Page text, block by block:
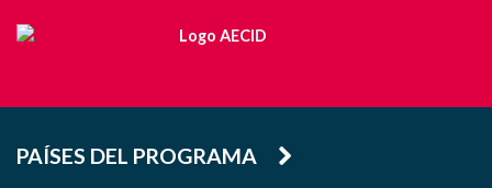
PAÍSES DEL PROGRAMA